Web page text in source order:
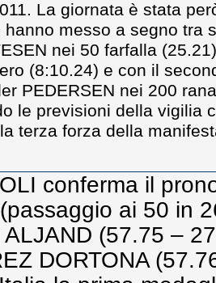
La giornata è stata
hanno messo a segno tra
nei 50 farfalla
(8:10.24) e con il
PEDERSEN nei 200
le previsioni della vigilia
terza forza della
conferma il
ai 50 in
(57.75 –
DORTONA